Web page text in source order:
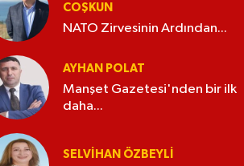
COŞKUN
NATO Zirvesinin Ardından...
AYHAN POLAT
Manşet Gazetesi'nden bir ilk
daha...
SELVIHAN ÖZBEYLI